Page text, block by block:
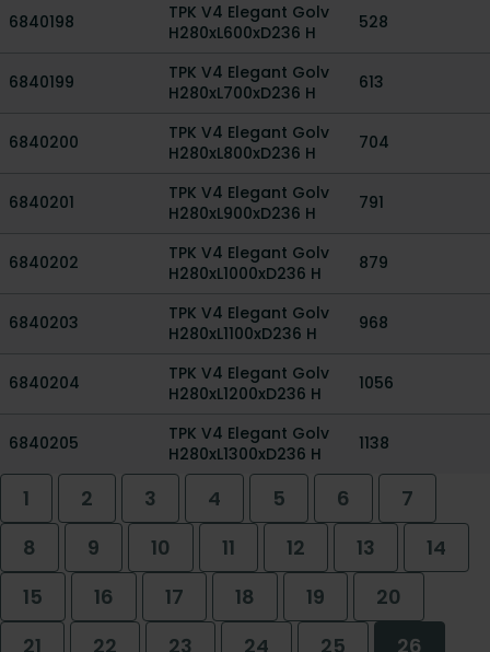
6840198
TPK V4 Elegant Golv
H280xL600xD236 H
528
6840199
TPK V4 Elegant Golv
H280xL700xD236 H
613
6840200
TPK V4 Elegant Golv
H280xL800xD236 H
704
6840201
TPK V4 Elegant Golv
H280xL900xD236 H
791
6840202
TPK V4 Elegant Golv
H280xL1000xD236 H
879
6840203
TPK V4 Elegant Golv
H280xL1100xD236 H
968
6840204
TPK V4 Elegant Golv
H280xL1200xD236 H
1056
6840205
TPK V4 Elegant Golv
H280xL1300xD236 H
1138
1 2 3 4 5 6
7
8
9 10 11 12 13
14
15
16 17 18 19
20
21
22 23 24 25 26